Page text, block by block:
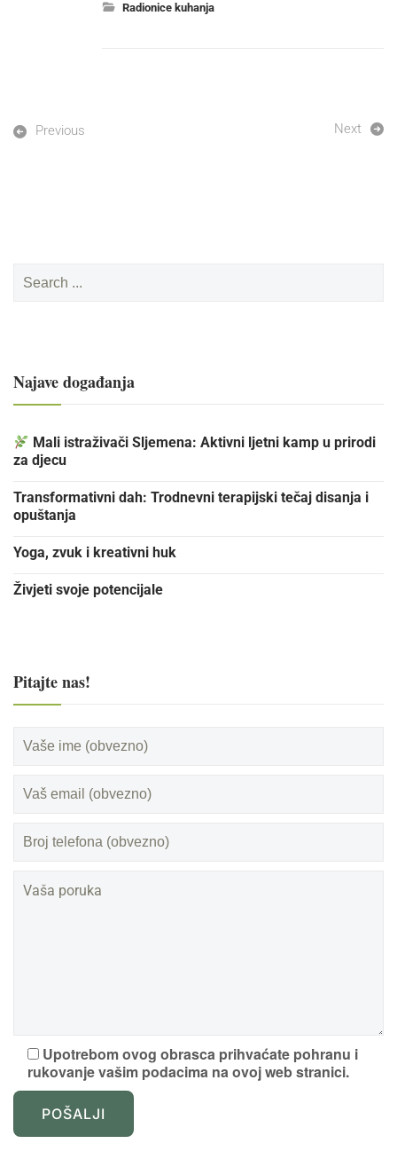
Radionice kuhanja
Previous Next
Najave događanja
Mali istraživači Sljemena: Aktivni ljetni kamp u prirodi
za djecu
Transformativni dah: Trodnevni terapijski tečaj disanja i
opuštanja
Yoga, zvuk i kreativni huk
Živjeti svoje potencijale
Pitajte nas!
Upotrebom ovog obrasca prihvaćate pohranu i
rukovanje vašim podacima na ovoj web stranici.